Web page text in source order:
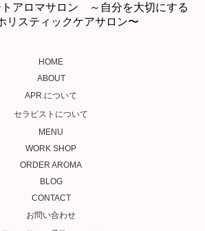
アロマサロン ～自分を大切にする
リスティックケアサロン〜
HOME
ABOUT
APR.について
セラピストについて
MENU
WORK SHOP
ORDER AROMA
BLOG
CONTACT
お問い合わせ